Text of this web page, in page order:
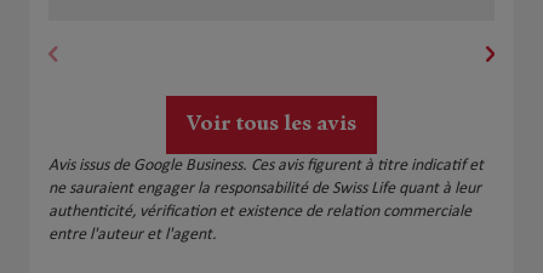
Voir tous les avis
Avis issus de Google Business. Ces avis figurent à titre indicatif et
ne sauraient engager la responsabilité de Swiss Life quant à leur
authenticité, vérification et existence de relation commerciale
entre l'auteur et l'agent.